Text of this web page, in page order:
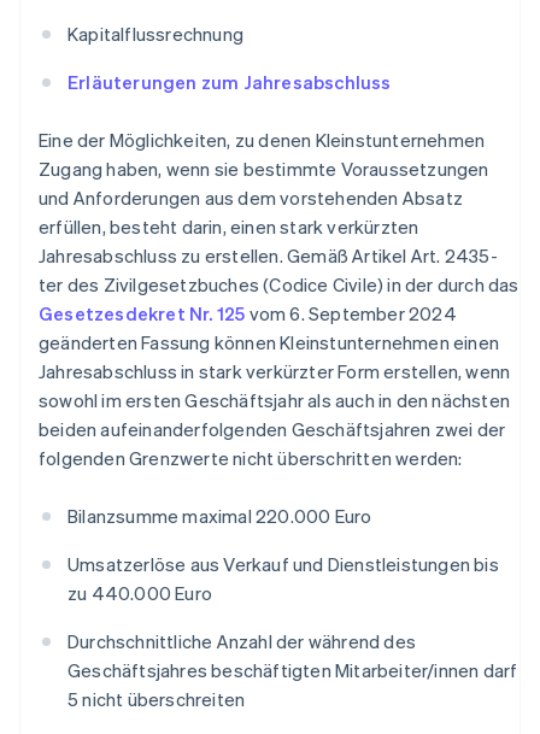
Kapitalflussrechnung
Erläuterungen zum Jahresabschluss
Eine der Möglichkeiten, zu denen Kleinstunternehmen
Zugang haben, wenn sie bestimmte Voraussetzungen
und Anforderungen aus dem vorstehenden Absatz
erfüllen, besteht darin, einen stark verkürzten
Jahresabschluss zu erstellen. Gemäß Artikel Art. 2435-
ter des Zivilgesetzbuches (Codice Civile) in der durch das
Gesetzesdekret Nr. 125 vom 6. September 2024
geänderten Fassung können Kleinstunternehmen einen
Jahresabschluss in stark verkürzter Form erstellen, wenn
sowohl im ersten Geschäftsjahr als auch in den nächsten
beiden aufeinanderfolgenden Geschäftsjahren zwei der
folgenden Grenzwerte nicht überschritten werden:
Bilanzsumme maximal 220.000 Euro
Umsatzerlöse aus Verkauf und Dienstleistungen bis
zu 440.000 Euro
Durchschnittliche Anzahl der während des
Geschäftsjahres beschäftigten Mitarbeiter/innen darf
5 nicht überschreiten